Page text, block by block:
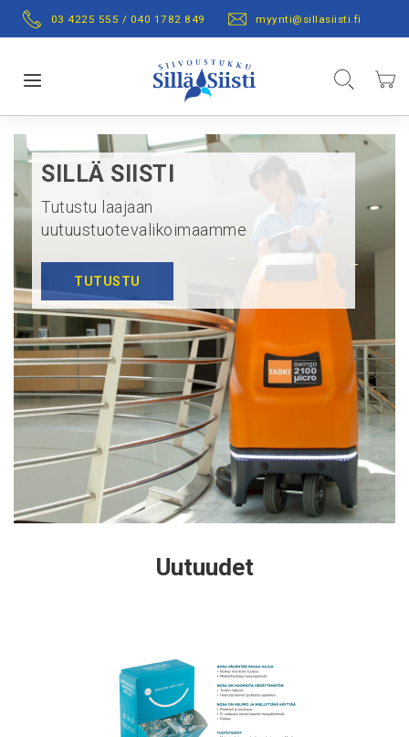
03 4225 555 / 040 1782 849 myynti@sillasiisti.fi
Content
Hae
SILLÄ SIISTI
Tutustu laajaan
uutuustuotevalikoimaamme
TUTUSTU
Uutuudet